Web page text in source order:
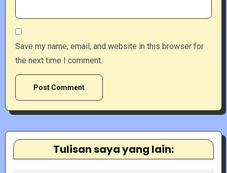
Save my name, email, and website in this browser for
the next time I comment.
Tulisan saya yang lain: